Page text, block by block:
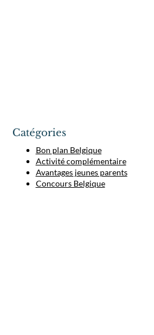
Catégories
Bon plan Belgique
Activité complémentaire
Avantages jeunes parents
Concours Belgique